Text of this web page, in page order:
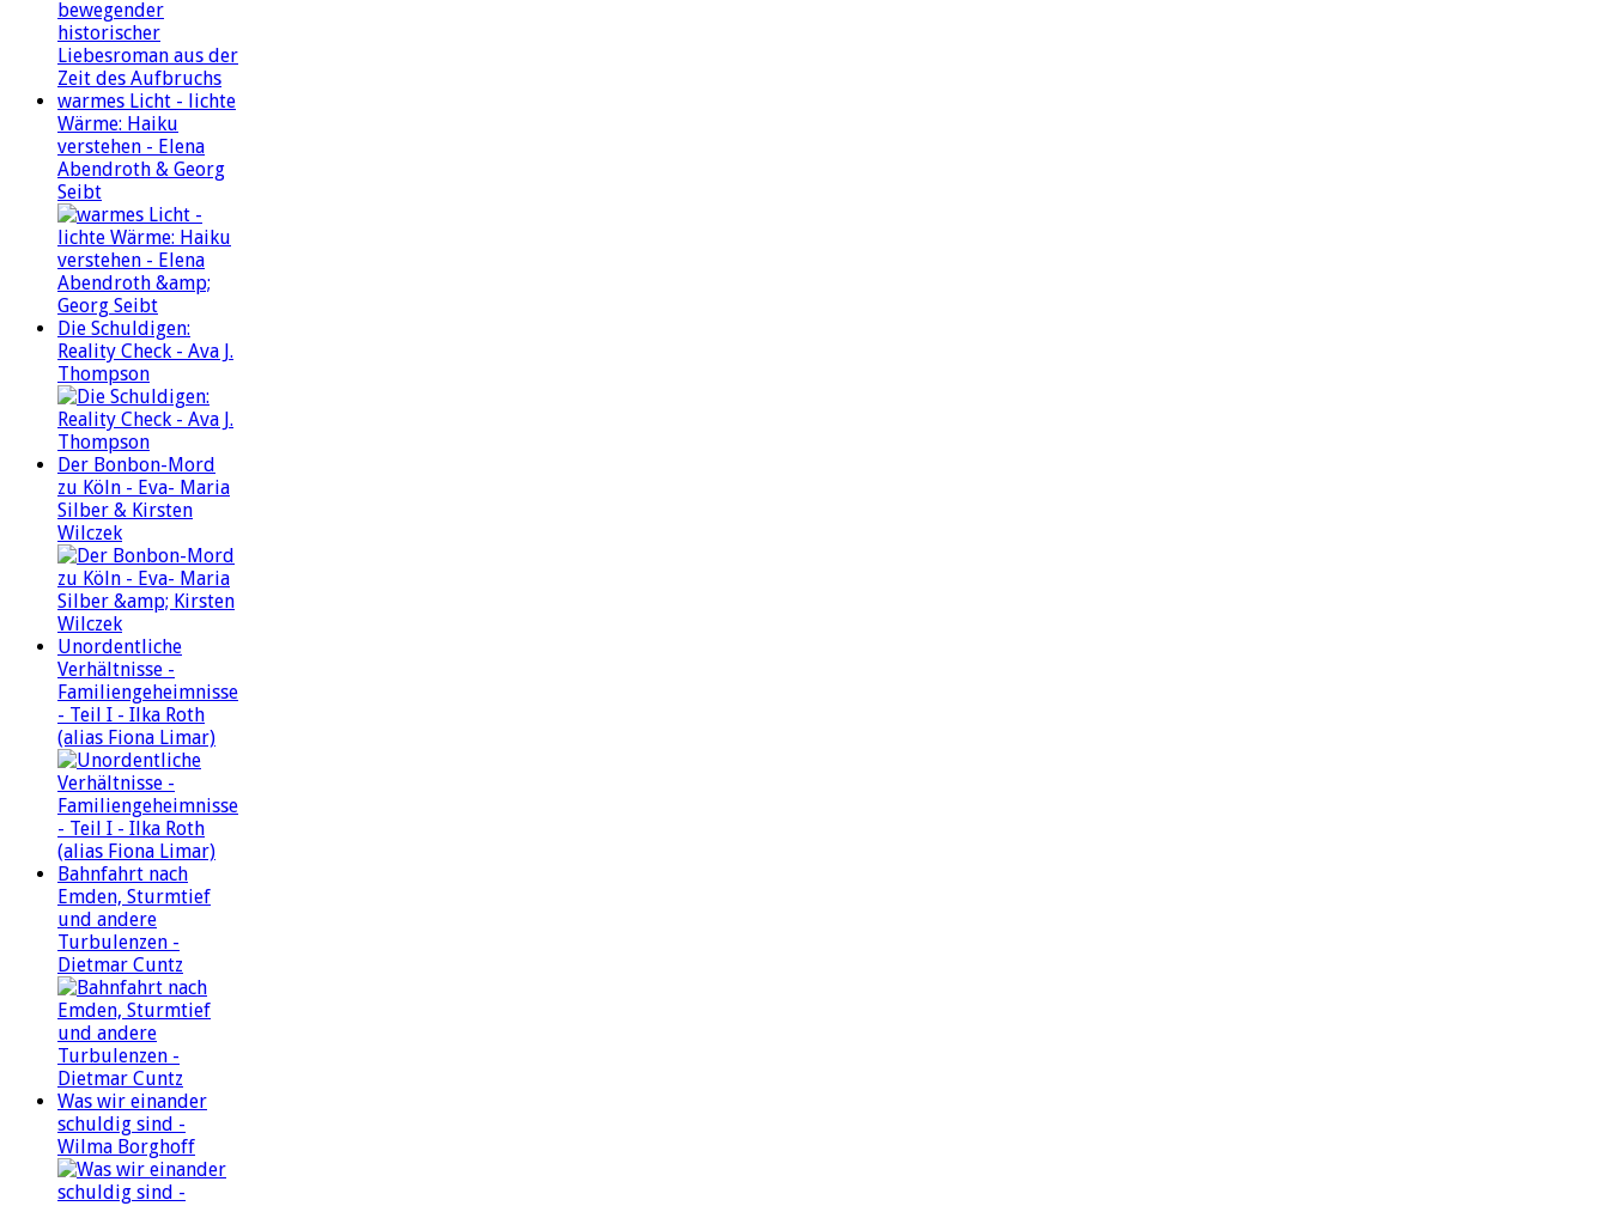
warmes Licht - lichte
Wärme: Haiku
verstehen - Elena
Abendroth & Georg
Seibt
Die Schuldigen:
Reality Check - Ava J.
Thompson
Der Bonbon-Mord
zu Köln - Eva- Maria
Silber & Kirsten
Wilczek
Unordentliche
Verhältnisse -
Familiengeheimnisse
- Teil I - Ilka Roth
(alias Fiona Limar)
Bahnfahrt nach
Emden, Sturmtief
und andere
Turbulenzen -
Dietmar Cuntz
Was wir einander
schuldig sind -
Wilma Borghoff